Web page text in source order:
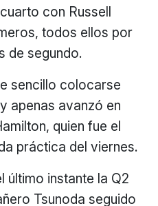
con Russell
todos ellos por
de segundo.
sencillo colocarse
apenas avanzó en
quien fue el
práctica del viernes.
último instante la Q2
Tsunoda seguido